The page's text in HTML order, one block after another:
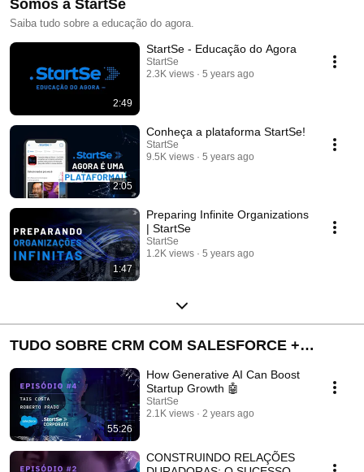
Somos a StartSe
Saiba tudo sobre a educação do agora.
2:49
StartSe - Educação do Agora
StartSe
2.3K views
5 years ago
2:05
Conheça a plataforma StartSe!
StartSe
9.5K views
5 years ago
1:47
Preparing Infinite Organizations
| StartSe
StartSe
1.2K views
5 years ago
TUDO SOBRE CRM COM SALESFORCE +
STARTSE
55:26
How Generative AI Can Boost
Startup Growth 🤖
StartSe
2.1K views
2 years ago
CONSTRUINDO RELAÇÕES